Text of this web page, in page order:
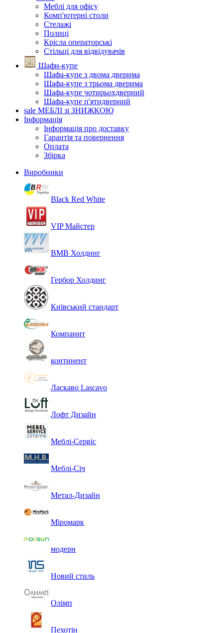
Меблі для офісу
Комп'ютерні столи
Стелажі
Полиці
Крісла операторські
Стільці для відвідувачів
Шафи-купе
Шафа-купе з двома дверима
Шафа-купе з трьома дверима
Шафа-купе чотирьохдверний
Шафа-купе п'ятидверний
sale МЕБЛІ зі ЗНИЖКОЮ
Інформація
Інформація про доставку
Гарантія та повернення
Оплата
Збірка
Виробники
Black Red White
VIP Майстер
ВМВ Холдинг
Гербор Холдинг
Київський стандарт
Компанит
континент
Ласкаво Lascavo
Лофт Дизайн
Меблі-Сервіс
Меблі-Січ
Метал-Дизайн
Міромарк
модерн
Новий стиль
Олімп
Пехотін